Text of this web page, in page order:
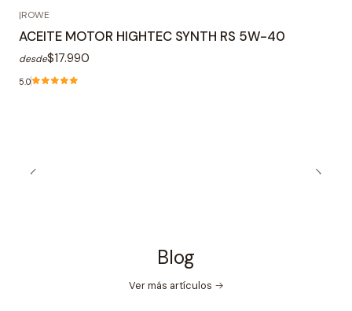
|ROWE
ACEITE MOTOR HIGHTEC SYNTH RS 5W-40
desde$17.990
5.0
Blog
Ver más artículos